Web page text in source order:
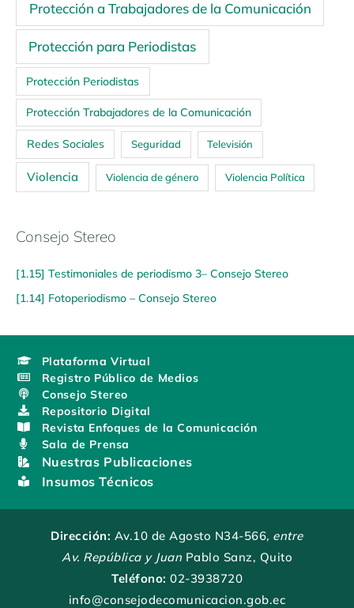
Protección a Trabajadores de la Comunicación
Protección para Periodistas
Protección Periodistas
Protección Trabajadores de la Comunicación
Redes Sociales Seguridad Televisión
Violencia Violencia de género Violencia Política
Consejo Stereo
[1.15] Testimoniales de periodismo 3– Consejo Stereo
[1.14] Fotoperiodismo – Consejo Stereo
Plataforma Virtual
Registro Público de Medios
Consejo Stereo
Repositorio Digital
Revista Enfoques de la Comunicación
Sala de Prensa
Nuestras Publicaciones
Insumos Técnicos
Dirección: Av.10 de Agosto N34-566, entre
Av. República y Juan Pablo Sanz, Quito
Teléfono: 02-3938720
info@consejodecomunicacion.gob.ec